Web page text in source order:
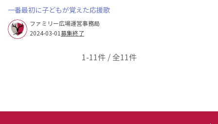
一番最初に子どもが覚えた応援歌
ファミリー広場運営事務局
2024-03-01募集終了
1-11件 / 全11件